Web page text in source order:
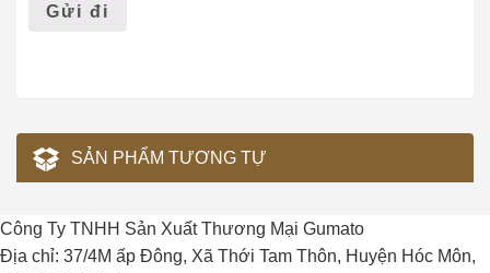
SẢN PHẨM TƯƠNG TỰ
Công Ty TNHH Sản Xuất Thương Mại Gumato
Địa chỉ: 37/4M ấp Đông, Xã Thới Tam Thôn, Huyện Hóc Môn,